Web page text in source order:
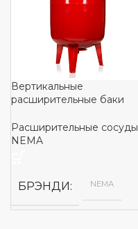
Вертикальные
расширительные баки
Расширительные сосуды
NEMA
БРЭНДИ NEMA